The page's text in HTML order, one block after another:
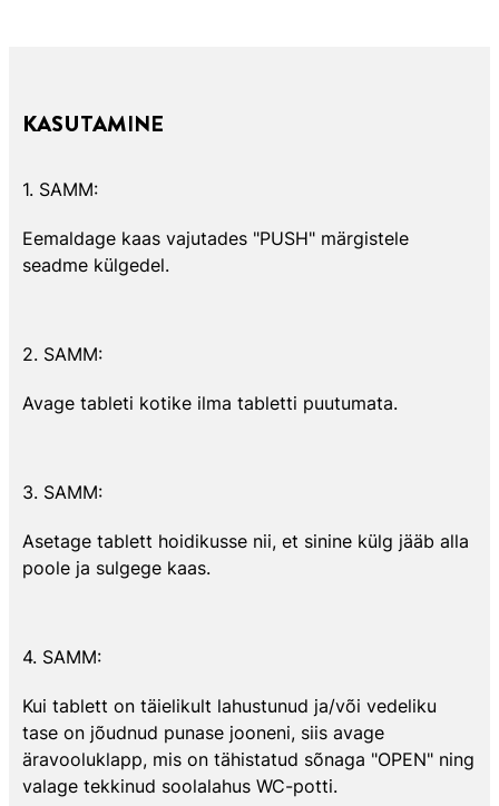
KASUTAMINE
1. SAMM:
Eemaldage kaas vajutades "PUSH" märgistele
seadme külgedel.
2. SAMM:
Avage tableti kotike ilma tabletti puutumata.
3. SAMM:
Asetage tablett hoidikusse nii, et sinine külg jääb alla
poole ja sulgege kaas.
4. SAMM:
Kui tablett on täielikult lahustunud ja/või vedeliku
tase on jõudnud punase jooneni, siis avage
äravooluklapp, mis on tähistatud sõnaga "OPEN" ning
valage tekkinud soolalahus WC-potti.